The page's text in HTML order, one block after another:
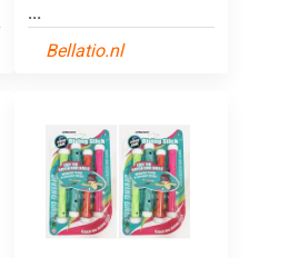
...
Bellatio.nl